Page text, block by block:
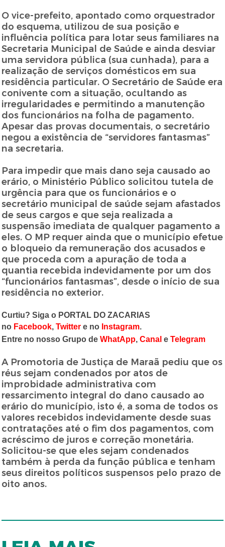
O vice-prefeito, apontado como orquestrador
do esquema, utilizou de sua posição e
influência política para lotar seus familiares na
Secretaria Municipal de Saúde e ainda desviar
uma servidora pública (sua cunhada), para a
realização de serviços domésticos em sua
residência particular. O Secretário de Saúde era
conivente com a situação, ocultando as
irregularidades e permitindo a manutenção
dos funcionários na folha de pagamento.
Apesar das provas documentais, o secretário
negou a existência de “servidores fantasmas”
na secretaria.
Para impedir que mais dano seja causado ao
erário, o Ministério Público solicitou tutela de
urgência para que os funcionários e o
secretário municipal de saúde sejam afastados
de seus cargos e que seja realizada a
suspensão imediata de qualquer pagamento a
eles. O MP requer ainda que o município efetue
o bloqueio da remuneração dos acusados e
que proceda com a apuração de toda a
quantia recebida indevidamente por um dos
“funcionários fantasmas”, desde o início de sua
residência no exterior.
Curtiu? Siga o PORTAL DO ZACARIAS
no Facebook,Twitter e no Instagram.
Entre no nosso Grupo deWhatApp,Canal eTelegram
A Promotoria de Justiça de Maraã pediu que os
réus sejam condenados por atos de
improbidade administrativa com
ressarcimento integral do dano causado ao
erário do município, isto é, a soma de todos os
valores recebidos indevidamente desde suas
contratações até o fim dos pagamentos, com
acréscimo de juros e correção monetária.
Solicitou-se que eles sejam condenados
também à perda da função pública e tenham
seus direitos políticos suspensos pelo prazo de
oito anos.